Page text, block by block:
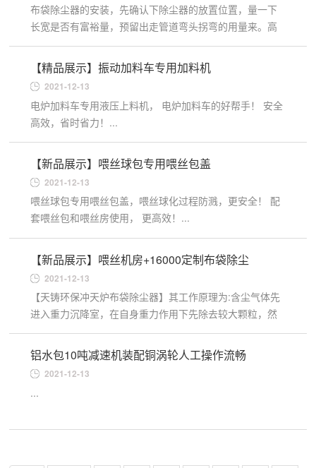
布袋除尘器的安装，先确认下除尘器的放置位置，量一下
长宽是否有富裕量，预留出走管道弯头拐弯的用量来。高
度也要比除尘器高，预留出至少 1.5 米的位置。方便以后
检修和换除尘...
【精品展示】振动加料车专用加料机
2021-12-13
电炉加料车专用液压上料机， 电炉加料车的好帮手！ 安全
高效，省时省力！...
【新品展示】喂丝球包专用喂丝包盖
2021-12-13
喂丝球包专用喂丝包盖，喂丝球化过程防溅，更安全！ 配
套喂丝包和喂丝房使用， 更高效！...
【新品展示】喂丝机房+16000定制布袋除尘
2021-12-13
【天铸环保冲天炉布袋除尘器】其工作原理为:含尘气体先
进入重力沉降室，在自身重力作用下先除去较大颗粒，然
后进入多管水冷却器，烟尘在此水冷并除去中小颗粒，烟
尘冷却到20...
铝水包10吨减速机装配铜涡轮人工操作流畅
2021-12-13
...